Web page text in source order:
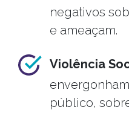
negativos
e ameaçam.
Violência
público,